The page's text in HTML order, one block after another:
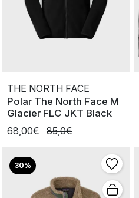
THE NORTH FACE
Polar The North Face M
Glacier FLC JKT Black
68,00€
85,0€
30%